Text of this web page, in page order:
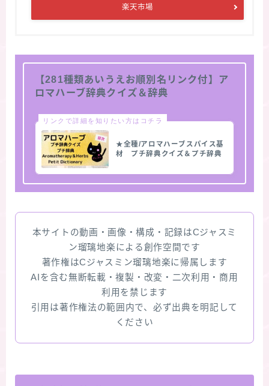
楽天市場
【281種類あいうえお順別名リンク付】ア
ロマハーブ辞典クイズ＆辞典
リンクで詳細を知りたい方はコチラ
★全種/アロマハーブスパイス基
材 プチ辞典クイズ＆プチ辞典
本サイトの動画・画像・構成・記録はCジャスミ
ン瑠璃地楽による創作空間です
著作権はCジャスミン瑠璃地楽に帰属します
AIを含む無断転載・複製・改変・二次利用・商用
利用を禁じます
引用は著作権法の範囲内で、必ず出典を明記して
ください